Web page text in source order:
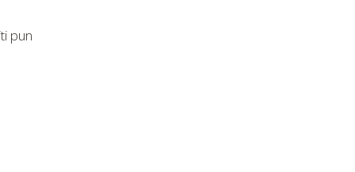
pun